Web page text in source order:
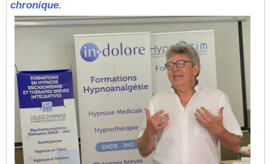
chronique.